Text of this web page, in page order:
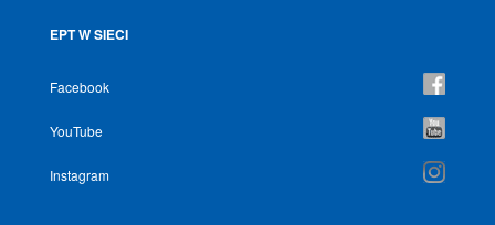
EPT W SIECI
Facebook
YouTube
Instagram